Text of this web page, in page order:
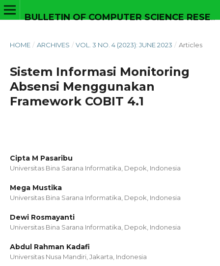
HOME / ARCHIVES / VOL. 3 NO. 4 (2023): JUNE 2023 / Articles
Sistem Informasi Monitoring
Absensi Menggunakan
Framework COBIT 4.1
Cipta M Pasaribu
Universitas Bina Sarana Informatika, Depok, Indonesia
Mega Mustika
Universitas Bina Sarana Informatika, Depok, Indonesia
Dewi Rosmayanti
Universitas Bina Sarana Informatika, Depok, Indonesia
Abdul Rahman Kadafi
Universitas Nusa Mandiri, Jakarta, Indonesia